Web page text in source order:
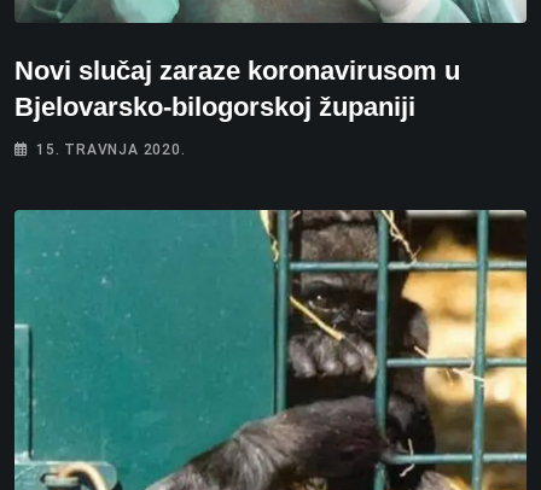
Novi slučaj zaraze koronavirusom u
Bjelovarsko-bilogorskoj županiji
15. TRAVNJA 2020.